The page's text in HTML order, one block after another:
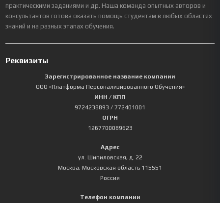
практическими заданиями и др. Наша команда опытных авторов и
консультантов готова оказать помощь студентам в любых областях
знаний и на разных этапах обучения.
Реквизиты
Зарегистрированное название компании
ООО «Платформа Персонализированного Обучения»
ИНН / КПП
9724238893 / 772401001
ОГРН
1267700089623
Адрес
ул. Шипиловская, д. 22
Москва, Московская область 115551
Россия
Телефон компании